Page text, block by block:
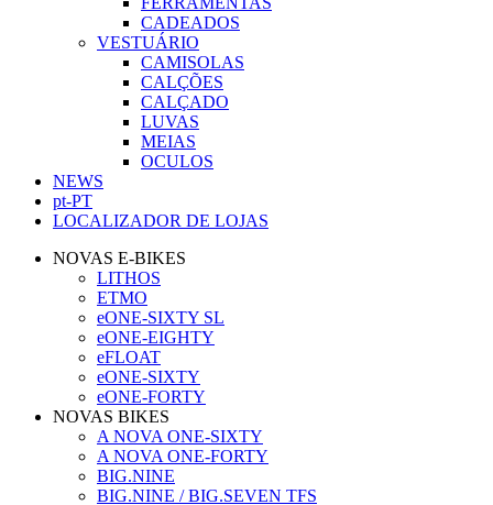
CADEADOS
VESTUÁRIO
CAMISOLAS
CALÇÕES
CALÇADO
LUVAS
MEIAS
OCULOS
NEWS
pt-PT
LOCALIZADOR DE LOJAS
NOVAS E-BIKES
LITHOS
ETMO
eONE-SIXTY SL
eONE-EIGHTY
eFLOAT
eONE-SIXTY
eONE-FORTY
NOVAS BIKES
A NOVA ONE-SIXTY
A NOVA ONE-FORTY
BIG.NINE
BIG.NINE / BIG.SEVEN TFS